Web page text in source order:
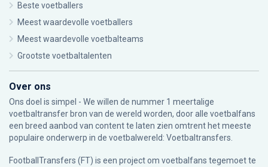
Beste voetballers
Meest waardevolle voetballers
Meest waardevolle voetbalteams
Grootste voetbaltalenten
Over ons
Ons doel is simpel - We willen de nummer 1 meertalige
voetbaltransfer bron van de wereld worden, door alle voetbalfans
een breed aanbod van content te laten zien omtrent het meeste
populaire onderwerp in de voetbalwereld: Voetbaltransfers.
FootballTransfers (FT) is een project om voetbalfans tegemoet te